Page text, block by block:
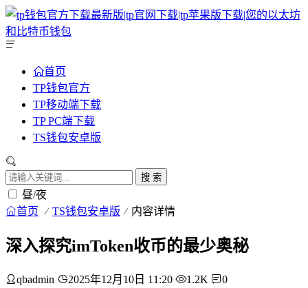
首页
TP钱包官方
TP移动端下载
TP PC端下载
TS钱包安卓版
搜 索
昼/夜
首页 TS钱包安卓版 内容详情
深入探究imToken收币的最少奥秘
qbadmin 2025年12月10日 11:20 1.2K 0